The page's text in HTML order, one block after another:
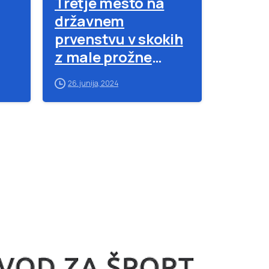
državnem
prvenstvu v skokih
z male prožne
ponjave za
osnovne šole za
26. junija, 2024